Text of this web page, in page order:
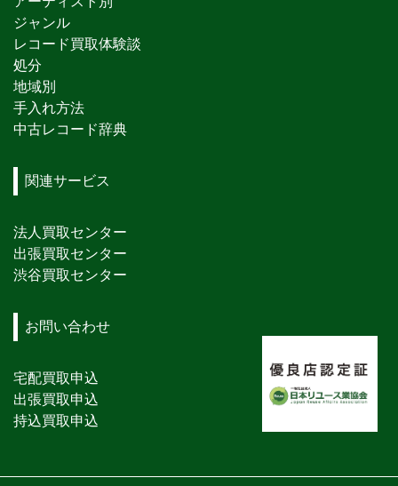
ジャンル
レコード買取体験談
処分
地域別
手入れ方法
中古レコード辞典
関連サービス
法人買取センター
出張買取センター
渋谷買取センター
お問い合わせ
宅配買取申込
出張買取申込
持込買取申込